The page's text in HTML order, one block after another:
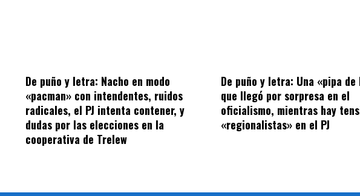
De puño y letra: Nacho en modo
«pacman» con intendentes, ruidos
radicales, el PJ intenta contener, y
dudas por las elecciones en la
cooperativa de Trelew
De puño y letra: Una «pipa de
que llegó por sorpresa en el
oficialismo, mientras hay
«regionalistas» en el PJ